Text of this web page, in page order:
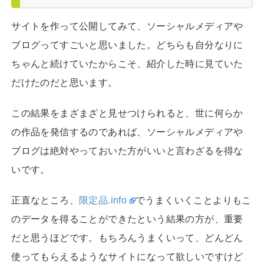
サイトを作って公開してみて、ソーシャルメディアや
ブログってすごいと思いました。どちらも自分なりに
ちゃんと続けていたからこそ、紹介した時に見ていた
だけたのだと思います。
この結果をまざまざと見せつけられると、世に何らか
の作品を発信するのであれば、ソーシャルメディアや
ブログは絶対やっておいた方がいいと言わざるを得な
いです。
正直なところ、 限定品.info
でうまくいくことよりもこ
のデータを得ることができたという結果の方が、重要
だと思うほどです。もちろんうまくいって、どんどん
使ってもらえるようなサイトになって欲しいですけど